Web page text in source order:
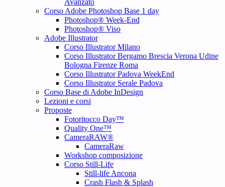
Avanzato
Corso Adobe Photoshop Base 1 day
Photoshop® Week-End
Photoshop® Viso
Adobe Illustrator
Corso Illustrator Milano
Corso Illustrator Bergamo Brescia Verona Udine
Bologna Firenze Roma
Corso Illustrator Padova WeekEnd
Corso Illustrator Serale Padova
Corso Base di Adobe InDesign
Lezioni e corsi
Proposte
Fotoritocco Day™
Quality One™
CameraRAW®
CameraRaw
Workshop composizione
Corso Still-Life
Still-life Ancona
Crash Flash & Splash